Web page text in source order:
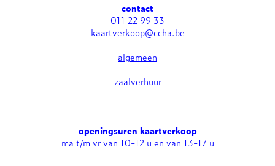
contact
011 22 99 33
kaartverkoop@ccha.be
algemeen
zaalverhuur
openingsuren kaartverkoop
ma t/m vr van 10-12 u en van 13-17 u